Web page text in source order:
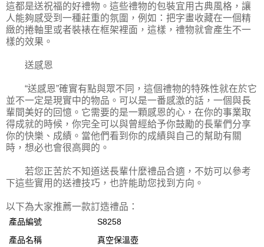
這都是送祝福的好禮物。這些禮物的包裝宜用古典風格，讓
人能夠感受到一種莊重的氛圍，例如：把字畫收藏在一個精
緻的捲軸里或者裝裱在框架裡面，這樣，禮物就會產生不一
樣的效果。
送感恩
“送感恩”確實有點與眾不同，這個禮物的特殊性就在於它
並不一定是現實中的物品。可以是一番感激的話，一個與長
輩間美好的回憶。它需要的是一顆感恩的心，在你的事業取
得成就的時候，你完全可以與曾經給予你鼓勵的長輩們分享
你的快樂、成績。當他們看到你的成績與自己的幫助有關
時，想必也會很高興的。
若您正苦於不知道送長輩什麼禮品合適，不妨可以參考
下這些實用的送禮技巧，也許能助您找到方向。
以下為大家推薦一款訂造禮品：
產品編號
S8258
產品名稱
真空保溫壺